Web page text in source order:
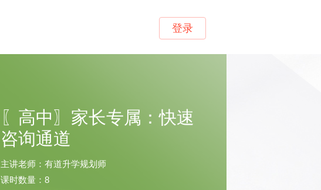
登录
〖高中〗家长专属：快速
咨询通道
主讲老师：有道升学规划师
课时数量：8